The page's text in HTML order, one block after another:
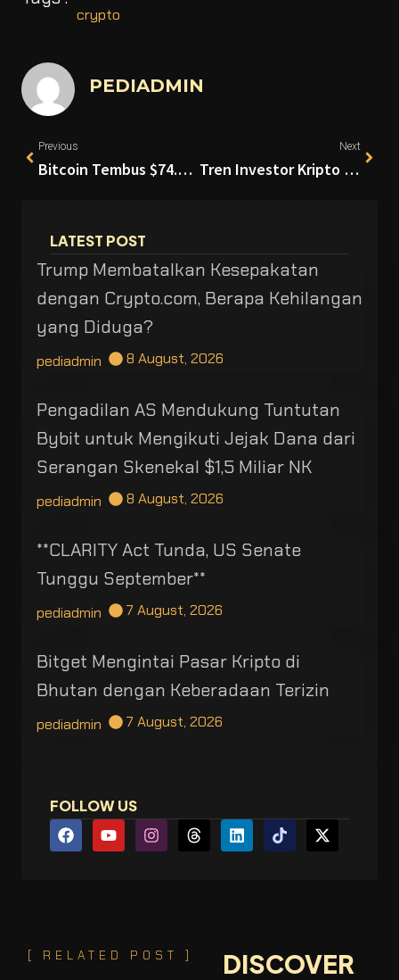
crypto
PEDIADMIN
Previous
Bitcoin Tembus $74.500, Namun Trader Profesional Tetap Waspada
Next
Tren Investor Kripto Diversifikasi, PINTU Tambah Produk Tokenisasi Aset
LATEST POST
Trump Membatalkan Kesepakatan
dengan Crypto.com, Berapa Kehilangan
yang Diduga?
pediadmin 8 August, 2026
Pengadilan AS Mendukung Tuntutan
Bybit untuk Mengikuti Jejak Dana dari
Serangan Skenekal $1,5 Miliar NK
pediadmin 8 August, 2026
**CLARITY Act Tunda, US Senate
Tunggu September**
pediadmin 7 August, 2026
Bitget Mengintai Pasar Kripto di
Bhutan dengan Keberadaan Terizin
pediadmin 7 August, 2026
FOLLOW US
[ RELATED POST ]
DISCOVER